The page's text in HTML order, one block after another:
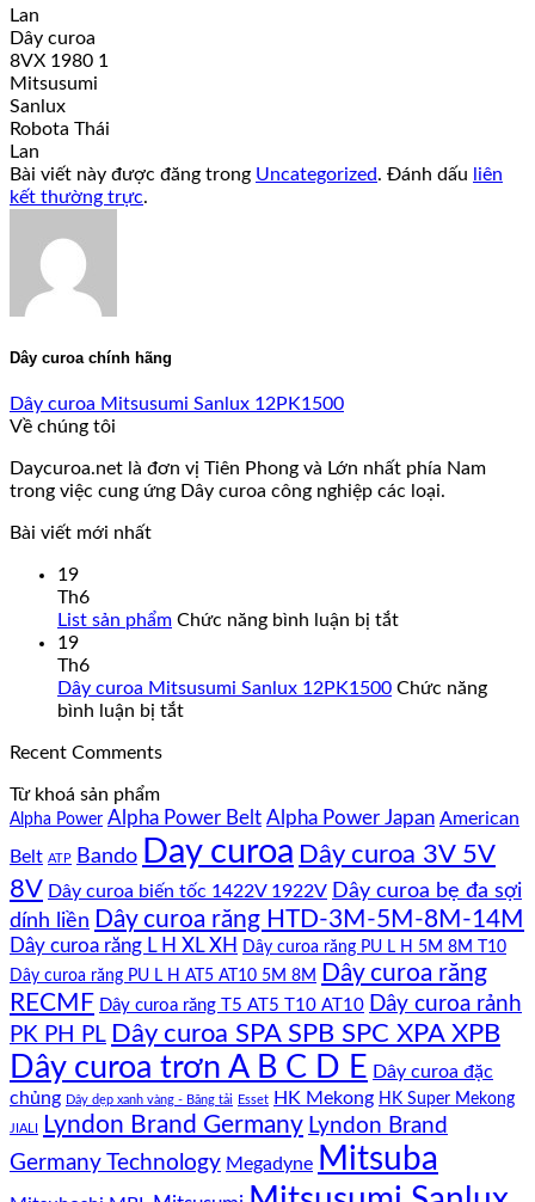
Lan
Dây curoa
8VX 1980 1
Mitsusumi
Sanlux
Robota Thái
Lan
Bài viết này được đăng trong Uncategorized. Đánh dấu
liên
kết thường trực.
Dây curoa chính hãng
Dây curoa Mitsusumi Sanlux 12PK1500
Về chúng tôi
Daycuroa.net là đơn vị Tiên Phong và Lớn nhất phía Nam
trong việc cung ứng Dây curoa công nghiệp các loại.
Bài viết mới nhất
19
Th6
List sản phẩm Chức năng bình luận bị tắtở
phẩm
19
Th6
Dây curoa Mitsusumi Sanlux 12PK1500 Chức năng
bình luận bị tắtở
12PK1500
Recent Comments
Từ khoá sản phẩm
Alpha Power Alpha Power Belt Alpha Power Japan American
Belt ATP Bando Day curoa Dây curoa 3V 5V
8V Dây curoa biến tốc 1422V 1922V Dây curoa bẹ đa sợi
dính liền Dây curoa răng HTD-3M-5M-8M-14M
Dây curoa răng L H XL XH Dây curoa răng PU L H 5M 8M T10
Dây curoa răng PU L H AT5 AT10 5M 8M
Dây curoa răng
RECMF Dây curoa răng T5 AT5 T10 AT10 Dây curoa rảnh
PK PH PL Dây curoa SPA SPB SPC XPA XPB
Dây curoa trơn A B C D E Dây curoa đặc
chủng Dây dẹp xanh vàng - Băng tải Esset HK Mekong HK Super Mekong
JIALI Lyndon Brand Germany Lyndon Brand
Germany Technology Megadyne Mitsuba